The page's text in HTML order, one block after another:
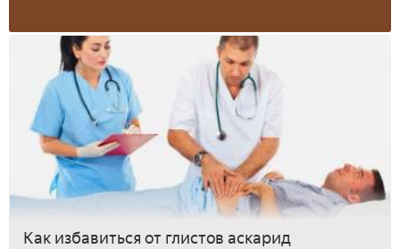
Как избавиться от глистов аскарид